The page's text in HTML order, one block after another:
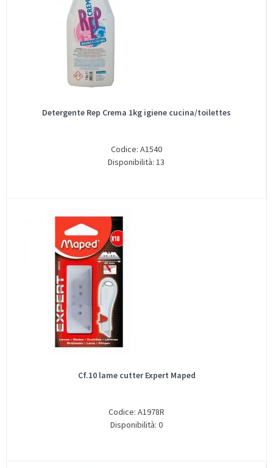
Detergente Rep Crema 1kg igiene cucina/toilettes
Codice: A1540
Disponibilità: 13
Cf.10 lame cutter Expert Maped
Codice: A1978R
Disponibilità: 0